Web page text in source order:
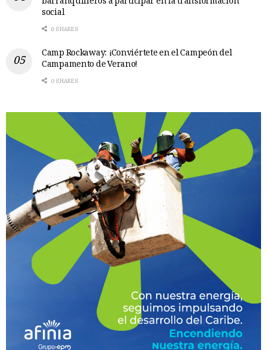
social
0 SHARES
Camp Rockaway: ¡Conviértete en el Campeón del
Campamento de Verano!
0 SHARES